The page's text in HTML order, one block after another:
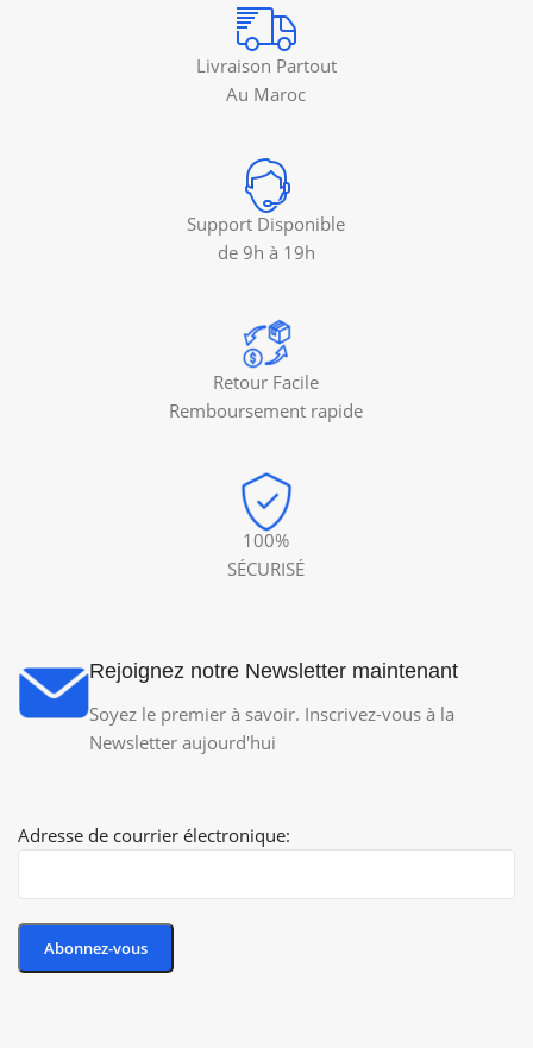
Livraison Partout
Au Maroc
Support Disponible
de 9h à 19h
Retour Facile
Remboursement rapide
100%
SÉCURISÉ
Rejoignez notre Newsletter maintenant
Soyez le premier à savoir. Inscrivez-vous à la
Newsletter aujourd'hui
Adresse de courrier électronique: